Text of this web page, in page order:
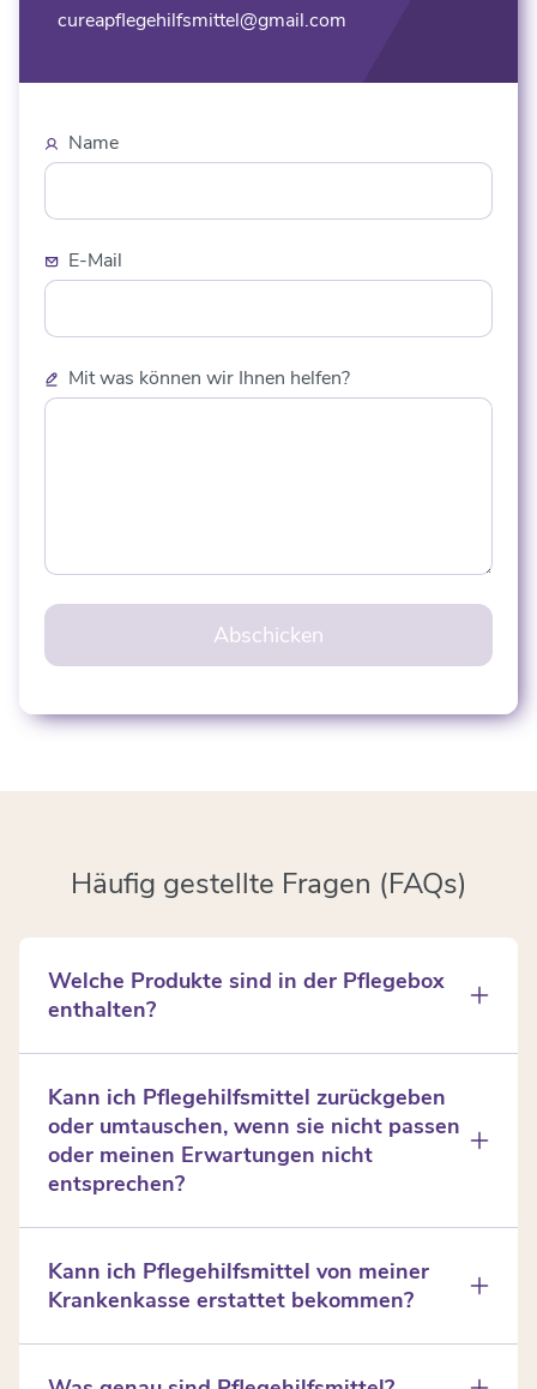
cureapflegehilfsmittel@gmail.com
Name
E-Mail
Mit was können wir Ihnen helfen?
Abschicken
Häufig gestellte Fragen (FAQs)
Welche Produkte sind in der Pflegebox
enthalten?
Einmalhandschuhe, Mundschutz, Schutzschürzen,
Fingerlinge, Einmallätzchen, Betteinlagen, Hand-
und Flächendesinfektionsmittel. Andere Artikel, wie
z.B. Windeln, werden separat rezeptiert.
Kann ich Pflegehilfsmittel zurückgeben
oder umtauschen, wenn sie nicht passen
oder meinen Erwartungen nicht
entsprechen?
Umtauschmöglichkeit an. Die genauen
Bedingungen finden Sie in den Rückgaberichtlinien
Kann ich Pflegehilfsmittel von meiner
Krankenkasse erstattet bekommen?